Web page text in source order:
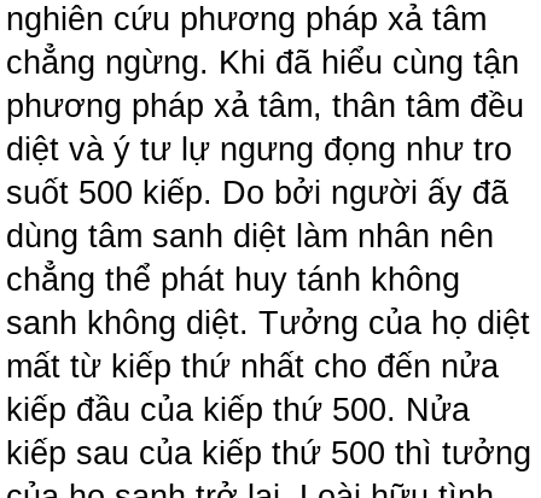
nghiên cứu phương pháp xả tâm
chẳng ngừng. Khi đã hiểu cùng tận
phương pháp xả tâm, thân tâm đều
diệt và ý tư lự ngưng đọng như tro
suốt 500 kiếp. Do bởi người ấy đã
dùng tâm sanh diệt làm nhân nên
chẳng thể phát huy tánh không
sanh không diệt. Tưởng của họ diệt
mất từ kiếp thứ nhất cho đến nửa
kiếp đầu của kiếp thứ 500. Nửa
kiếp sau của kiếp thứ 500 thì tưởng